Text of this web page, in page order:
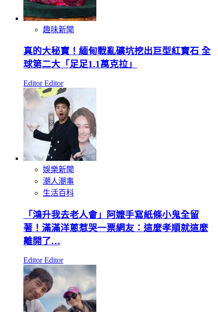
趣味新聞
真的大秘寶！緬甸戰亂礦坑挖出巨型紅寶石 全
球第二大「足足1.1萬克拉」
Editor Editor
娛樂新聞
潮人潮事
生活百科
「鴻升我去老人會」阿嬤手寫紙條小鬼全留
著！滿滿洋蔥惹哭一票網友：這麼孝順就這麼
離開了…
Editor Editor